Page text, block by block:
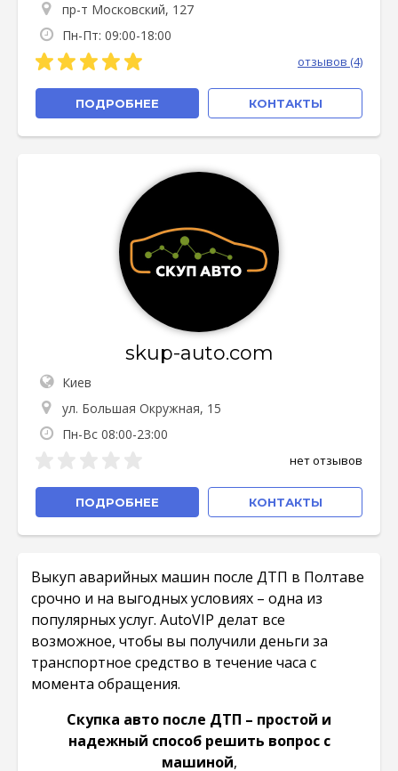
пр-т Московский, 127
Пн-Пт: 09:00-18:00
отзывов (4)
ПОДРОБНЕЕ КОНТАКТЫ
skup-auto.com
Киев
ул. Большая Окружная, 15
Пн-Вс 08:00-23:00
нет отзывов
ПОДРОБНЕЕ КОНТАКТЫ
Выкуп аварийных машин после ДТП в Полтаве
срочно и на выгодных условиях – одна из
популярных услуг. AutoVIP делат все
возможное, чтобы вы получили деньги за
транспортное средство в течение часа с
момента обращения.
Скупка авто после ДТП – простой и
надежный способ решить вопрос с
машиной,